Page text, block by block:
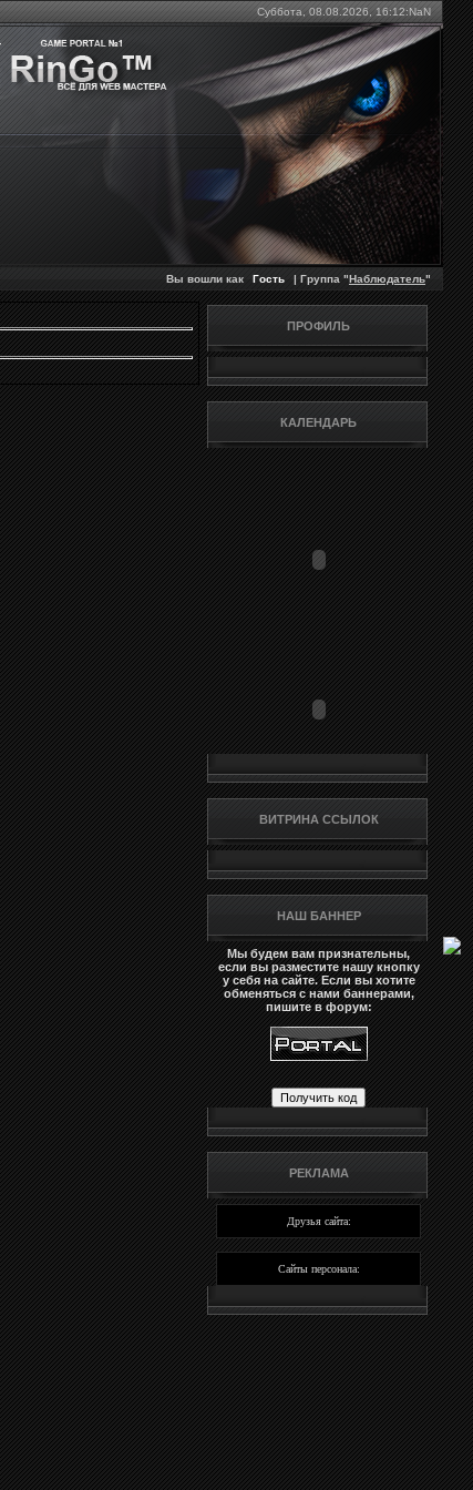
Суббота, 08.08.2026, 16:12:NaN
Вы вошли как Гость | Группа "Наблюдатель"
ПРОФИЛЬ
КАЛЕНДАРЬ
ВИТРИНА ССЫЛОК
НАШ БАННЕР
Мы будем вам признательны,
если вы разместите нашу кнопку
у себя на сайте. Если вы хотите
обменяться с нами баннерами,
пишите в форум:
РЕКЛАМА
Друзья сайта:
Сайты персонала: